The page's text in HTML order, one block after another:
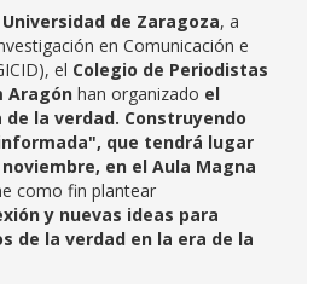
de Zaragoza, a
en Comunicación e
el Colegio de Periodistas
Aragón han organizado el
la verdad. Construyendo
que tendrá lugar
en el Aula Magna
como fin plantear
y nuevas ideas para
de la verdad en la era de la